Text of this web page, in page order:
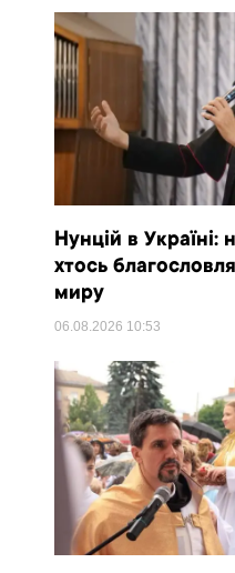
Нунцій в Україні:
хтось
миру
06.08.2026 10:53